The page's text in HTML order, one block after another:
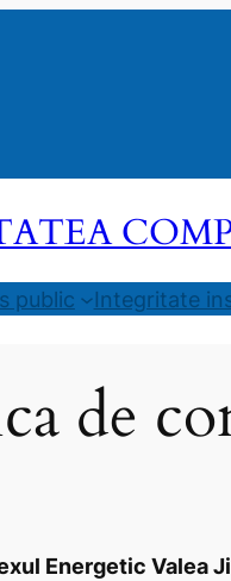
public Integritate
de
Energetic Valea